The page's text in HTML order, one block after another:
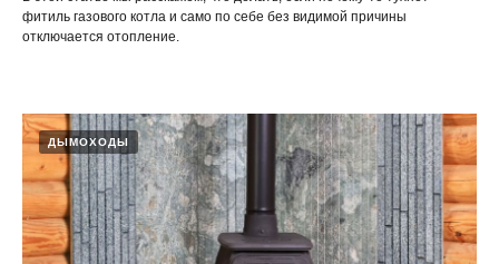
фитиль газового котла и само по себе без видимой причины
отключается отопление.
ДЫМОХОДЫ